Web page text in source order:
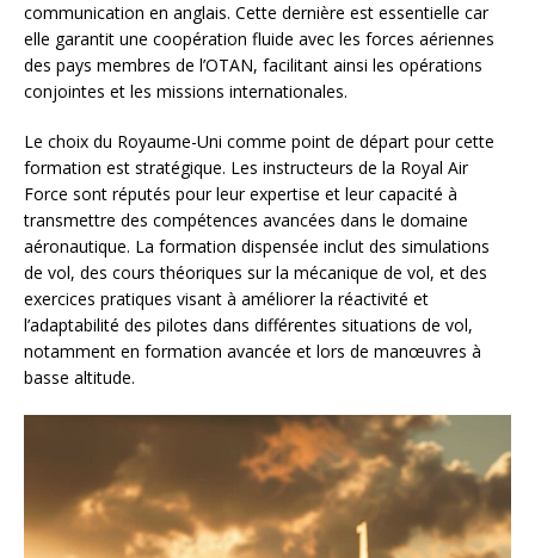
communication en anglais. Cette dernière est essentielle car
elle garantit une coopération fluide avec les forces aériennes
des pays membres de l’OTAN, facilitant ainsi les opérations
conjointes et les missions internationales.
Le choix du Royaume-Uni comme point de départ pour cette
formation est stratégique. Les instructeurs de la Royal Air
Force sont réputés pour leur expertise et leur capacité à
transmettre des compétences avancées dans le domaine
aéronautique. La formation dispensée inclut des simulations
de vol, des cours théoriques sur la mécanique de vol, et des
exercices pratiques visant à améliorer la réactivité et
l’adaptabilité des pilotes dans différentes situations de vol,
notamment en formation avancée et lors de manœuvres à
basse altitude.